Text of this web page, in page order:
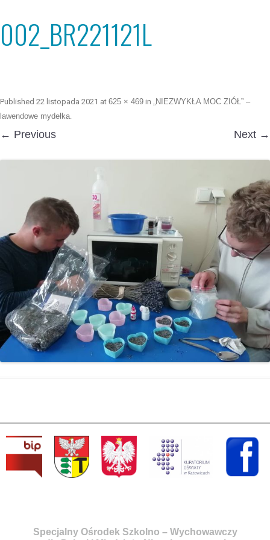
002_BR221121L
Published 22 listopada 2021 at 625 × 469 in „NIEZWYKŁA MOC ZIÓŁ” –
lawendowe mydełka.
← Previous Next →
Specjalny Ośrodek Szkolno – Wychowawczy